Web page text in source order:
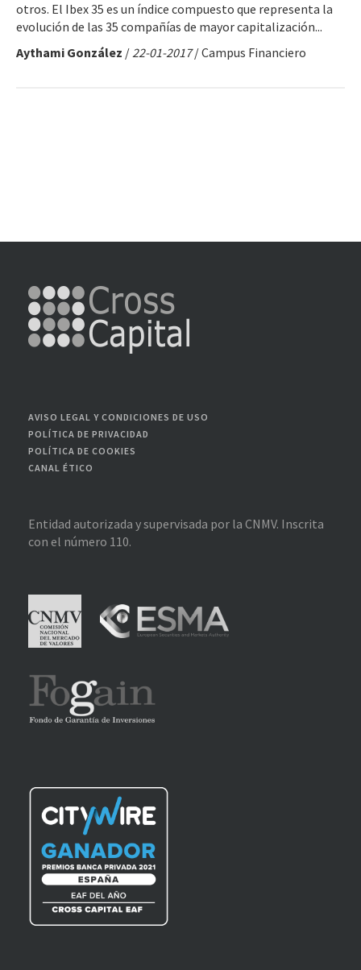
otros. El Ibex 35 es un índice compuesto que representa la
evolución de las 35 compañías de mayor capitalización...
Aythami González /22-01-2017/ Campus Financiero
AVISO LEGAL Y CONDICIONES DE USO
POLÍTICA DE PRIVACIDAD
POLÍTICA DE COOKIES
CANAL ÉTICO
Entidad autorizada y supervisada por la CNMV. Inscrita
con el número 110.